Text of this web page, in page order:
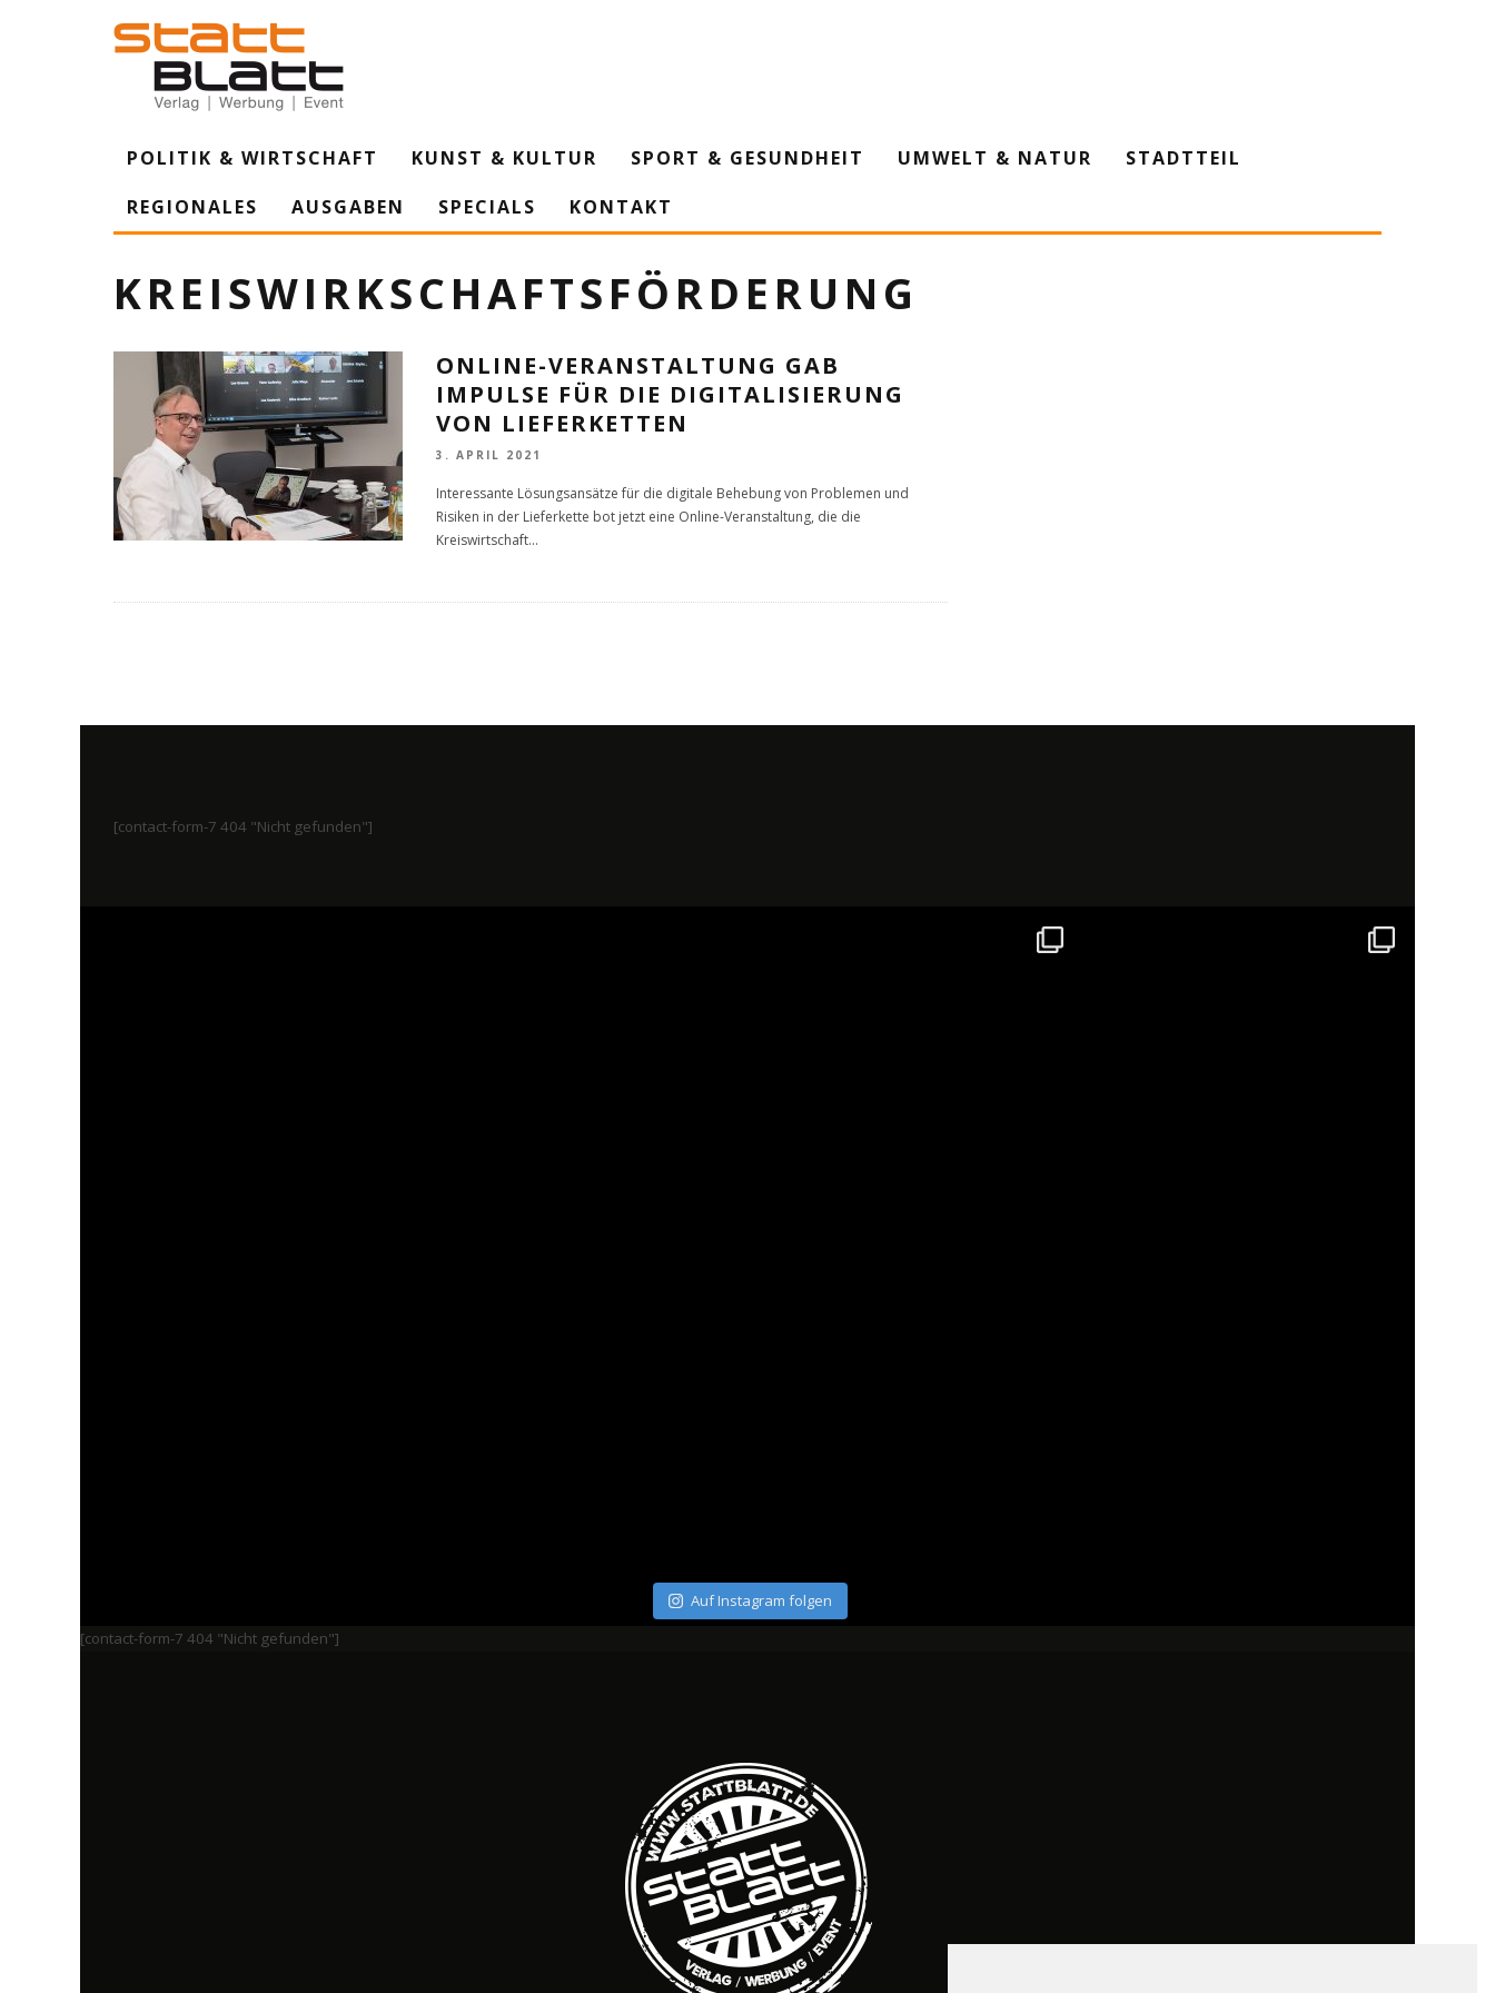
POLITIK & WIRTSCHAFT KUNST & KULTUR SPORT & GESUNDHEIT UMWELT & NATUR
STADTTEIL
REGIONALES
AUSGABEN SPECIALS KONTAKT
KREISWIRKSCHAFTSFÖRDERUNG
ONLINE-VERANSTALTUNG GAB
IMPULSE FÜR DIE DIGITALISIERUNG
VON LIEFERKETTEN
3. APRIL 2021
Interessante Lösungsansätze für die digitale Behebung von Problemen und
Risiken in der Lieferkette bot jetzt eine Online-Veranstaltung, die die
Kreiswirtschaft...
[contact-form-7 404 "Nicht gefunden"]
Auf Instagram folgen
[contact-form-7 404 "Nicht gefunden"]